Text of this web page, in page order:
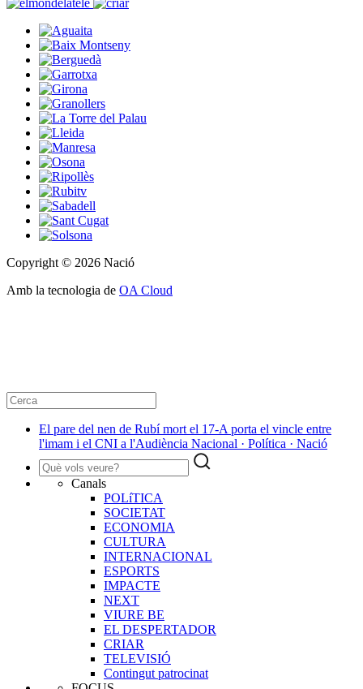
Copyright © 2026 Nació
Amb la tecnologia de OA Cloud
El pare del nen de Rubí mort el 17-A porta el vincle entre
l'imam i el CNI a l'Audiència Nacional · Política · Nació
Canals
POLíTICA
SOCIETAT
ECONOMIA
CULTURA
INTERNACIONAL
ESPORTS
IMPACTE
NEXT
VIURE BE
EL DESPERTADOR
CRIAR
TELEVISIÓ
Contingut patrocinat